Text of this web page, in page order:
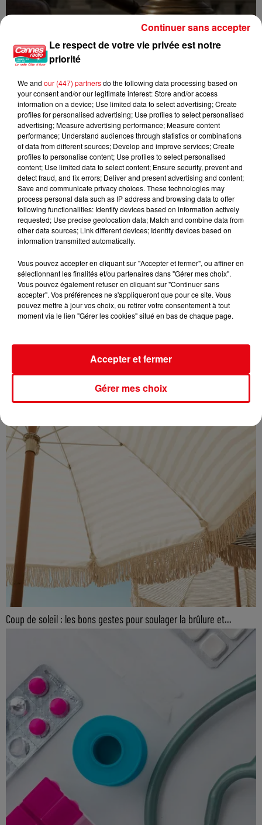
Incendie au Mont-Boron : deux jeunes condamnés à six mois de
Éclipse solaire du 12 août : où l’observer entre Cannes et Nice et...
Coup de soleil : les bons gestes pour soulager la brûlure et...
Le respect de votre vie privée est notre
priorité
We and our (447) partnersdo the following data processing based on
your consent and/or our legitimate interest: Store and/or access
information on a device; Use limited data to select advertising; Create
profiles for personalised advertising; Use profiles to select personalised
advertising; Measure advertising performance; Measure content
performance; Understand audiences through statistics or combinations
of data from different sources; Develop and improve services; Create
profiles to personalise content; Use profiles to select personalised
content; Use limited data to select content; Ensure security, prevent and
detect fraud, and fix errors; Deliver and present advertising and content;
Save and communicate privacy choices. These technologies may
process personal data such as IP address and browsing data to offer
following functionalities: Identify devices based on information actively
requested; Use precise geolocation data; Match and combine data from
other data sources; Link different devices; Identify devices based on
information transmitted automatically.
Vous pouvez accepter en cliquant sur "Accepter et fermer", ou affiner en
sélectionnant les finalités et/ou partenaires dans "Gérer mes choix".
Vous pouvez également refuser en cliquant sur "Continuer sans
accepter". Vos préférences ne s'appliqueront que pour ce site. Vous
pouvez mettre à jour vos choix, ou retirer votre consentement à tout
moment via le lien "Gérer les cookies" situé en bas de chaque page.
Gérer mes choix
Accepter et fermer
Continuer sans accepter